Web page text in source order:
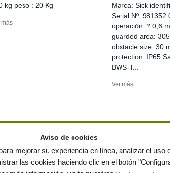
kg peso : 20 Kg
más
Marca: Sick
Serial Nº:
operación: ? 0,6
guarded area:
obstacle size: 30
protection: IP65
BWS-T...
Ver más
privacidad|Condiciones de uso| Contacto|Editores| Mapa web|
Aviso de cookies
mejorar su experiencia en línea, analizar el uso
las cookies haciendo clic en el botón